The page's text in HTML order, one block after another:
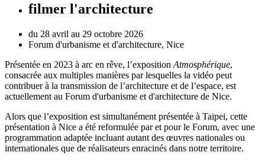
filmer l'architecture
du 28 avril au 29 octobre 2026
Forum d'urbanisme et d'architecture, Nice
Présentée en 2023 à arc en rêve, l’exposition Atmosphérique,
consacrée aux multiples manières par lesquelles la vidéo peut
contribuer à la transmission de l’architecture et de l’espace, est
actuellement au Forum d'urbanisme et d'architecture de Nice.
Alors que l’exposition est simultanément présentée à Taipei, cette
présentation à Nice a été reformulée par et pour le Forum, avec une
programmation adaptée incluant autant des œuvres nationales ou
internationales que de réalisateurs enracinés dans notre territoire.